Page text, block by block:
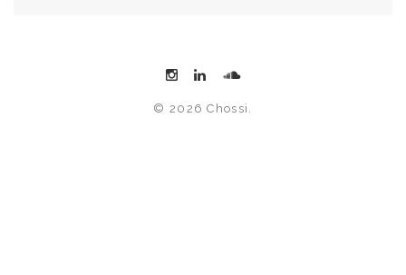
© 2026 Chossi.